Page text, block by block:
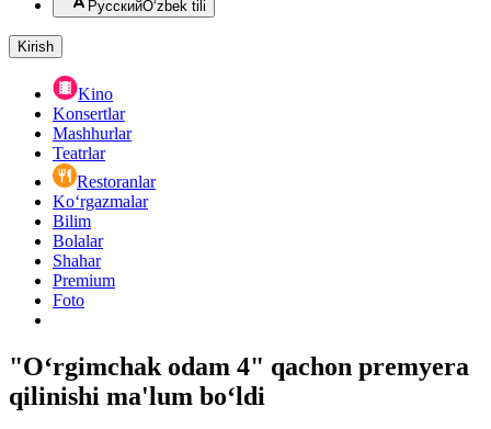
РусскийO‘zbek tili
Kirish
Kino
Konsertlar
Mashhurlar
Teatrlar
Restoranlar
Ko‘rgazmalar
Bilim
Bolalar
Shahar
Premium
Foto
"Oʻrgimchak odam 4" qachon premyera
qilinishi ma'lum boʻldi